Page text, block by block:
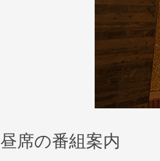
昼席の番組案内